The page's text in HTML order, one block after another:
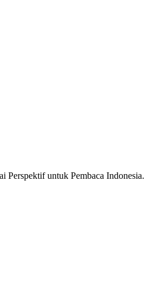
Perspektif untuk Pembaca Indonesia.